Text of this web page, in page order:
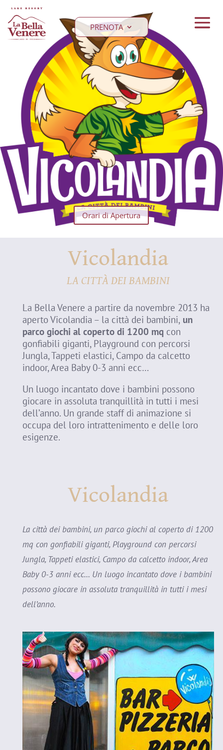
PRENOTA
Orari di Apertura
Vicolandia
LA CITTÀ DEI BAMBINI
La Bella Venere a partire da novembre 2013 ha
aperto Vicolandia – la città dei bambini,un
parco giochi al coperto di 1200 mq con
gonfiabili giganti, Playground con percorsi
Jungla, Tappeti elastici, Campo da calcetto
indoor, Area Baby 0-3 anni ecc…
Un luogo incantato dove i bambini possono
giocare in assoluta tranquillità in tutti i mesi
dell’anno. Un grande staff di animazione si
occupa del loro intrattenimento e delle loro
esigenze.
Vicolandia
La città dei bambini, un parco giochi al coperto di 1200
mq con gonfiabili giganti, Playground con percorsi
Jungla, Tappeti elastici, Campo da calcetto indoor, Area
Baby 0-3 anni ecc… Un luogo incantato dove i bambini
possono giocare in assoluta tranquillità in tutti i mesi
dell’anno.